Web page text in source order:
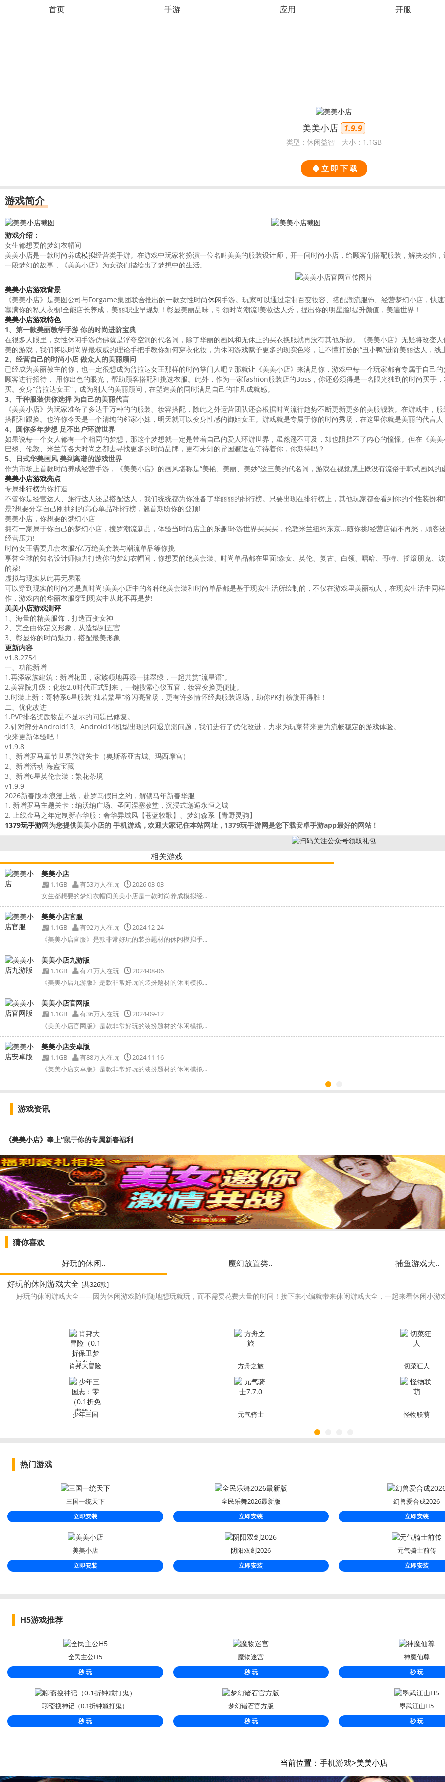
首页 手游 应用 开服
美美小店 1.9.9
类型：休闲益智 大小：1.1GB
立 即 下 载
游戏简介
游戏介绍：
女生都想要的梦幻衣帽间
美美小店是一款时尚养成模拟经营类手游。在游戏中玩家将扮演一位名叫美美的服装设计师，开一间时尚小店，给顾客们搭配服装，解决烦恼
一段梦幻的故事，《美美小店》为女孩们描绘出了梦想中的生活。
美美小店游戏背景
《美美小店》是美图公司与Forgame集团联合推出的一款女性时尚休闲手游。玩家可以通过定制百变妆容、搭配潮流服饰、经营梦幻小店，快
塞满你的私人衣橱!全能店长养成，美丽职业早规划！彰显美丽品味，引领时尚潮流!美妆达人秀，捏出你的明星脸!提升颜值，美遍世界！
美美小店游戏特色
1、第一款美丽教学手游 你的时尚进阶宝典
在很多人眼里，女性休闲手游仿佛就是浮夸空洞的代名词，除了华丽的画风和无休止的买衣换服就再没有其他乐趣。《美美小店》无疑将改变
美的游戏，我们将以时尚界最权威的理论手把手教你如何穿衣化妆，为休闲游戏赋予更多的现实色彩，让不懂打扮的“丑小鸭”进阶美丽达人，线
2、经营自己的时尚小店 做众人的美丽顾问
已经成为美丽教主的你，也一定很想成为普拉达女王那样的时尚掌门人吧？那就让《美美小店》来满足你，游戏中每一个玩家都有专属于自己
顾客进行招待， 用你出色的眼光，帮助顾客搭配和挑选衣服。此外，作为一家fashion服装店的Boss，你还必须得是一名眼光独到的时尚买手
买。变身“普拉达女王”，成为别人的美丽顾问，在塑造美的同时满足自己的非凡成就感。
3、千种服装供你选择 为自己的美丽代言
《美美小店》为玩家准备了多达千万种的的服装、妆容搭配，除此之外运营团队还会根据时尚流行趋势不断更新更多的美服靓装。在游戏中，
搭配和跟换。也许你今天是一个清纯的邻家小妹，明天就可以变身性感的御姐女王。游戏就是专属于你的时尚秀场，在这里你就是美丽的代言人
4、圆你多年梦想 足不出户环游世界
如果说每一个女人都有一个相同的梦想，那这个梦想就一定是带着自己的爱人环游世界，虽然遥不可及，却也阻挡不了内心的憧憬。但在《美
巴黎、伦敦、米兰等各大时尚之都去寻找更多的时尚品牌，更有未知的异国邂逅在等待着你，你期待吗？
5、日式华美画风 美到离谱的游戏世界
作为市场上首款时尚养成经营手游，《美美小店》的画风堪称是“美艳、美丽、美妙”这三美的代名词，游戏在视觉感上既没有流俗于韩式画风
美美小店游戏亮点
专属排行榜为你打造
不管你是经营达人、旅行达人还是搭配达人，我们统统都为你准备了华丽丽的排行榜。只要出现在排行榜上，其他玩家都会看到你的个性装扮
景?想要分享自己刚抽到的高心单品?排行榜，翘首期盼你的登顶!
美美小店，你想要的梦幻小店
拥有一家属于你自己的梦幻小店，搜罗潮流新品，体验当时尚店主的乐趣!环游世界买买买，伦敦米兰纽约东京...随你挑!经营店铺不再愁，顾
经营压力!
时尚女王需要几套衣服?亿万绝美套装与潮流单品等你挑
享誉全球的知名设计师倾力打造你的梦幻衣帽间，你想要的绝美套装、时尚单品都在里面!森女、英伦、复古、白领、嘻哈、哥特、摇滚朋克、
的菜!
虚拟与现实从此再无界限
可以穿到现实的时尚才是真时尚!美美小店中的各种绝美套装和时尚单品都是基于现实生活所绘制的，不仅在游戏里美丽动人，在现实生活中同
作，游戏内的华丽衣服穿到现实中从此不再是梦!
美美小店游戏测评
1、海量的精美服饰，打造百变女神
2、完全由你定义形象，从造型到五官
3、彰显你的时尚魅力，搭配最美形象
更新内容
v1.8.2754
一、功能新增
1.再添家族建筑：新增花田，家族领地再添一抹翠绿，一起共赏“流星语”。
2.美容院升级：化妆2.0时代正式到来，一键搜索心仪五官，妆容变换更便捷。
3.时装上新：哥特系6星服装“灿若繁星”将闪亮登场，更有许多情怀经典服装返场，助你PK打榜旗开得胜！
二、优化改进
1.PVP排名奖励物品不显示的问题已修复。
2.针对部分Android13、Android14机型出现的闪退崩溃问题，我们进行了优化改进，力求为玩家带来更为流畅稳定的游戏体验。
快来更新体验吧！
v1.9.8
1、新增罗马章节世界旅游关卡（奥斯蒂亚古城、玛西摩宫）
2、新增活动-海盗宝藏
3、新增6星英伦套装：繁花茶境
v1.9.9
2026新春版本浪漫上线，赴罗马假日之约，解锁马年新春华服
1. 新增罗马主题关卡：纳沃纳广场、圣阿涅塞教堂，沉浸式邂逅永恒之城
2. 上线金马之年定制新春华服：奢华异域风【苍蓝牧歌】、梦幻森系【青野灵驹】
1379玩手游网为您提供美美小店的 手机游戏，欢迎大家记住本站网址，1379玩手游网是您下载安卓手游app最好的网站！
相关游戏
美美小店
1.1GB 有53万人在玩
2026-03-03
女生都想要的梦幻衣帽间美美小店是一款时尚养成模拟经...
美美小店官服
1.1GB 有92万人在玩
2024-12-24
《美美小店官服》是款非常好玩的装扮题材的休闲模拟手...
美美小店九游版
1.1GB 有71万人在玩
2024-08-06
《美美小店九游版》是款非常好玩的装扮题材的休闲模拟...
美美小店官网版
1.1GB 有36万人在玩
2024-09-12
《美美小店官网版》是款非常好玩的装扮题材的休闲模拟...
美美小店安卓版
1.1GB 有88万人在玩
2024-11-16
《美美小店安卓版》是款非常好玩的装扮题材的休闲模拟...
游戏资讯
《美美小店》奉上“鼠于你的专属新春福利
猜你喜欢
好玩的休闲..
魔幻放置类..
捕鱼游戏大..
好玩的休闲游戏大全 [共326款]
好玩的休闲游戏大全——因为休闲游戏随时随地想玩就玩，而不需要花费大量的时间！接下来小编就带来休闲游戏大全，一起来看休闲小游
肖邦大冒险
梦幻岛）
方舟之旅 切菜狂人
少年三国 元气骑士 怪物联萌
热门游戏
三国一统天下
立即安装
全民乐舞2026最新版
立即安装
幻兽爱合成2026
立即安装
美美小店
立即安装
阴阳双剑2026
立即安装
元气骑士前传
立即安装
H5游戏推荐
全民主公H5
秒 玩
魔物迷宫
秒 玩
神魔仙尊
秒 玩
聊斋搜神记（0.1折钟馗打鬼）
秒 玩
梦幻诸石官方版
秒 玩
墨武江山H5
秒 玩
当前位置： 手机游戏>美美小店